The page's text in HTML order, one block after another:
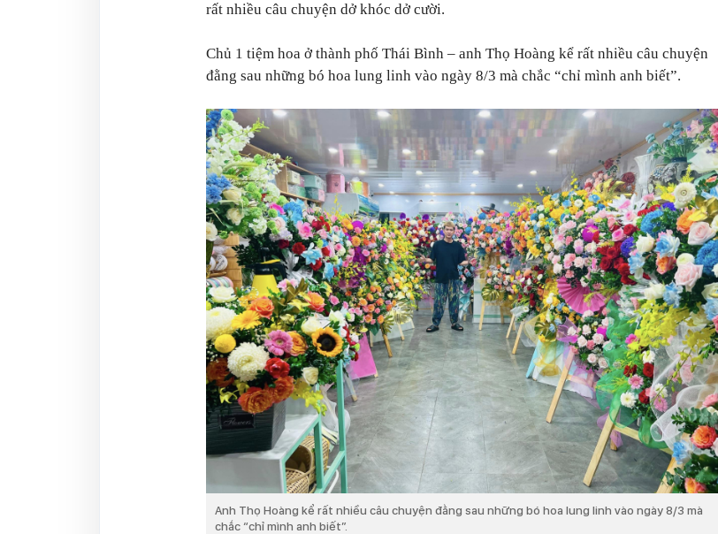
rất nhiều câu chuyện dở khóc dở cười.
Chủ 1 tiệm hoa ở thành phố Thái Bình – anh Thọ Hoàng kể rất nhiều câu chuyện
đằng sau những bó hoa lung linh vào ngày 8/3 mà chắc “chỉ mình anh biết”.
Anh Thọ Hoàng kể rất nhiều câu chuyện đằng sau những bó hoa lung linh vào ngày 8/3 mà
chắc “chỉ mình anh biết”.